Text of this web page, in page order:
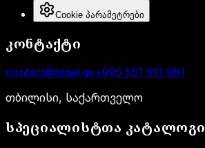
Cookie პარამეტრები
კონტაქტი
contact@legal.ge+995 551 911 961
თბილისი, საქართველო
სპეციალისტთა კატალოგი